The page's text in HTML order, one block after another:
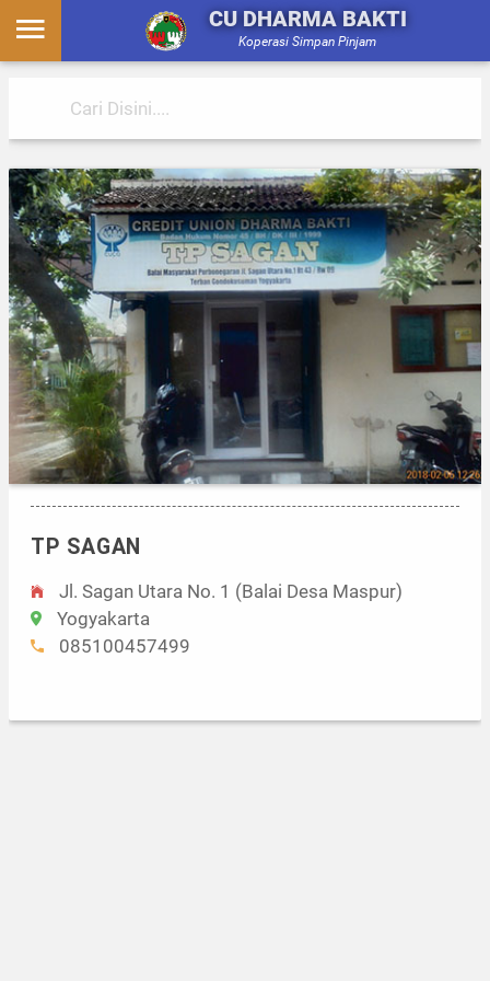
CU DHARMA BAKTI
Koperasi Simpan Pinjam
TP SAGAN
Jl. Sagan Utara No. 1 (Balai Desa Maspur)
Yogyakarta
085100457499